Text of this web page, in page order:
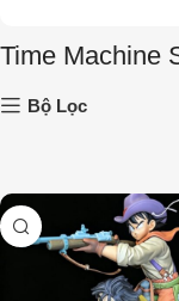
Time Machine
Bộ Lọc